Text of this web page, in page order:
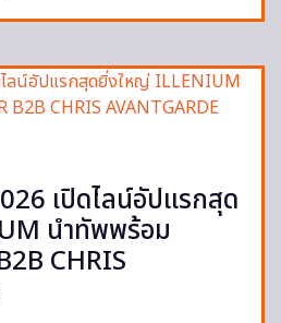
เปิดไลน์อัปแรกสุด
นำทัพพร้อม
CHRIS